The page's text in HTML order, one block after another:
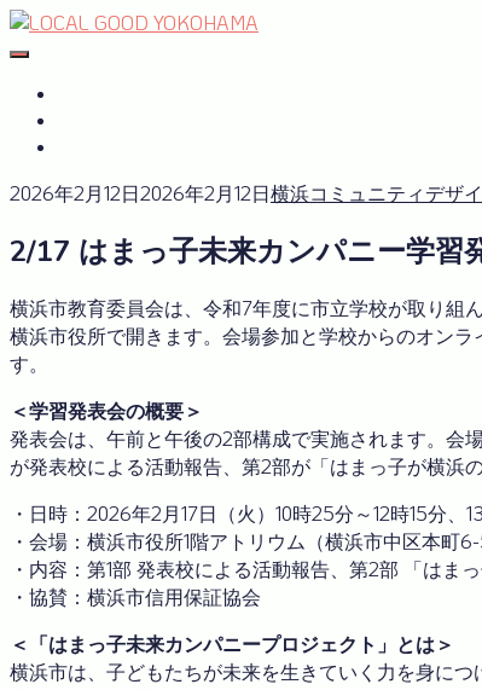
Skip
to
2026年2月12日2026年2月12日横浜コミュニティデザ
2/17 はまっ子未来カンパニー学習
横浜市教育委員会は、令和7年度に市立学校が取り組
横浜市役所で開きます。会場参加と学校からのオン
す。
＜学習発表会の概要＞
発表会は、午前と午後の2部構成で実施されます。会
が発表校による活動報告、第2部が「はまっ子が横浜
・日時：2026年2月17日（火）10時25分～12時15分、
・会場：横浜市役所1階アトリウム（横浜市中区本町
・内容：第1部 発表校による活動報告、第2部 「は
・協賛：横浜市信用保証協会
＜「はまっ子未来カンパニープロジェクト」とは＞
横浜市は、子どもたちが未来を生きていく力を身に